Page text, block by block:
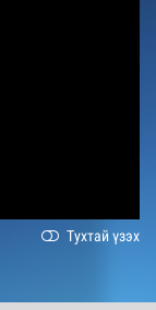
Тухтай үзэх